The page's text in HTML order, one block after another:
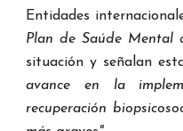
Entidades internaciona
Plan de Saúde Mental
situacióny señalan
avance en la
recuperación